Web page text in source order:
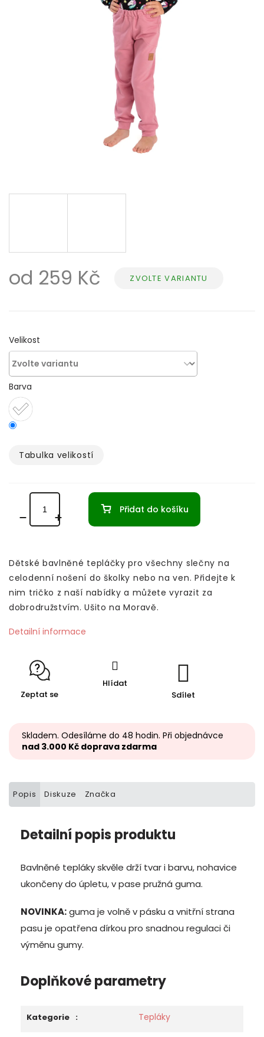
od 259 Kč Měrná
ZVOLTE VARIANTU
Velikost
Barva
Tabulka velikostí­
Přidat do košíku
Dětské bavlněné tepláčky pro všechny slečny na
celodenní nošení do školky nebo na ven. Přidejte k
nim tričko z naší nabídky a můžete vyrazit za
dobrodružstvím. Ušito na Moravě.
Detailní informace
Zeptat se
Hlídat
Sdílet
Skladem. Odesíláme do 48 hodin. Při objednávce
nad 3.000 Kč doprava zdarma
Popis Diskuze Značka
Detailní popis produktu
Bavlněné tepláky skvěle drží tvar i barvu, nohavice
ukončeny do úpletu, v pase pružná guma.
NOVINKA:guma je volně v pásku a vnitřní strana
pasu je opatřena dírkou pro snadnou regulaci či
výměnu gumy.
Doplňkové parametry
Kategorie : Tepláky